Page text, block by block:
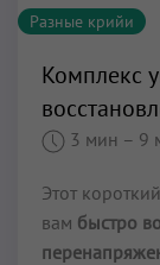
Разные крийи
Комплекс
3 мин – 9
Этот
вам быстро